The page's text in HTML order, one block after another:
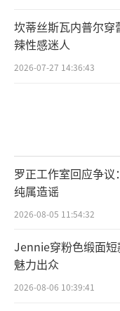
坎蒂丝斯瓦内普尔穿
辣性感迷人
2026-07-27 14:36:43
罗正工作室回应争议
纯属造谣
2026-08-05 11:54:32
Jennie穿粉色缎面
魅力出众
2026-08-06 10:39:41